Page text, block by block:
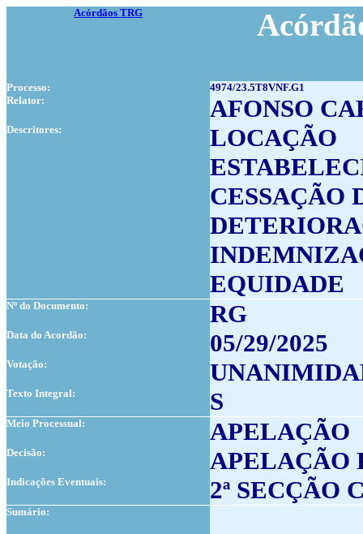
Acórdãos TRG
Processo:
4974/23.5T8VNF.G1
Relator:
AFONSO
Descritores:
LOCAÇÃO
CESSAÇÃO
EQUIDADE
Nº do Documento: RG
Data do Acordão: 05/29/2025
Votação:
Texto Integral: S
Meio Processual: APELAÇÃO
Decisão: APELAÇÃO
Indicações Eventuais: 2ª SECÇÃO
Sumário: